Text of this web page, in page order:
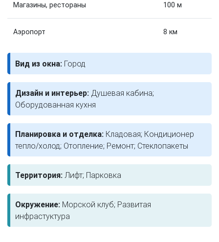
Магазины, рестораны 100 м
Аэропорт 8 км
Вид из окна: Город
Дизайн и интерьер: Душевая кабина;
Оборудованная кухня
Планировка и отделка: Кладовая; Кондиционер
тепло/холод; Отопление; Ремонт; Стеклопакеты
Территория: Лифт; Парковка
Окружение: Морской клуб; Развитая
инфрастуктура